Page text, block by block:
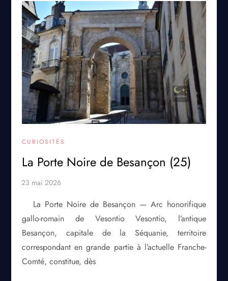
CURIOSITÉS
La Porte Noire de Besançon (25)
La Porte Noire de Besançon — Arc honorifique
gallo-romain de Vesontio Vesontio, l’antique
Besançon, capitale de la Séquanie, territoire
correspondant en grande partie à l’actuelle Franche-
Comté, constitue, dès